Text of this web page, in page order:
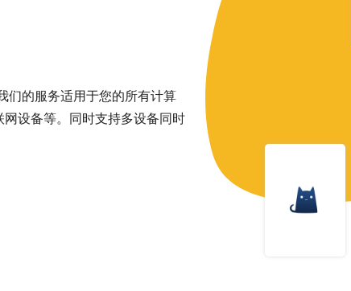
们的服务适用于您的所有计算
设备等。同时支持多设备同时